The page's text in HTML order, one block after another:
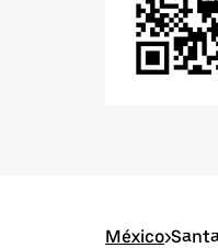
México>